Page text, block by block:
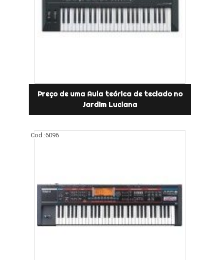
Preço de uma Aula teórica de teclado no
Jardim Luciana
Cod.:6096